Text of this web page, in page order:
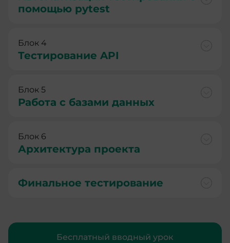
помощью pytest
Блок 4
Тестирование API
Блок 5
Работа с базами данных
Блок 6
Архитектура проекта
Финальное тестирование
Бесплатный вводный урок